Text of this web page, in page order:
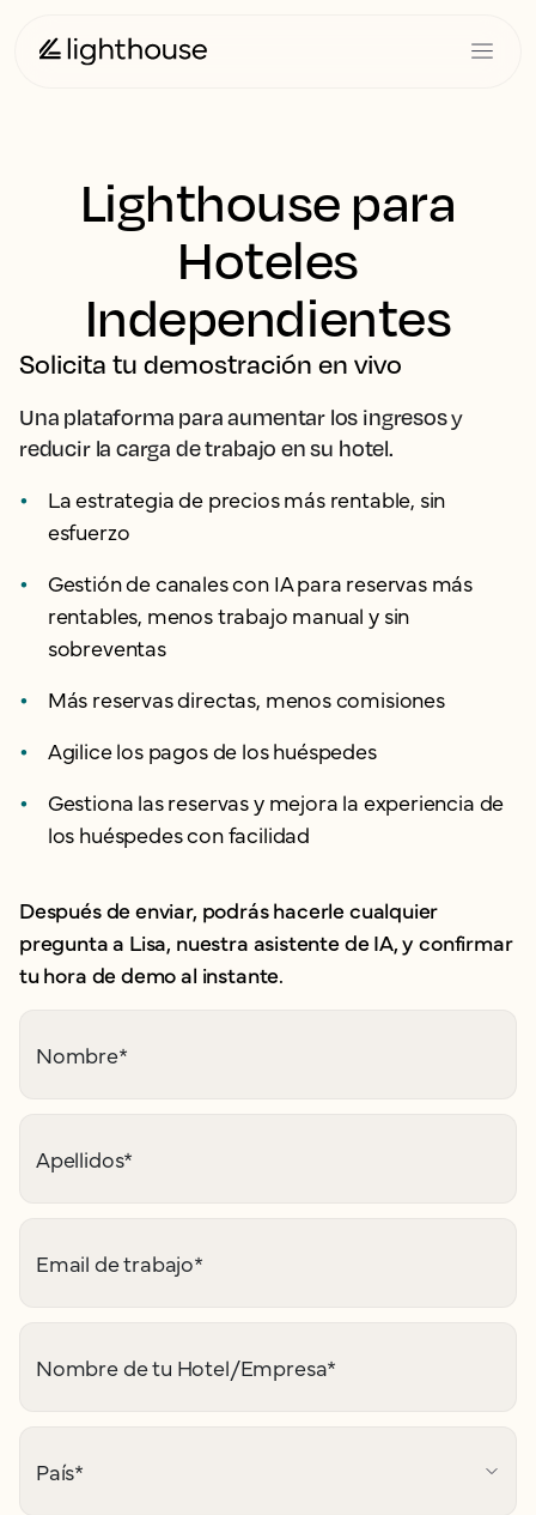
Lighthouse para
Hoteles
Independientes
Solicita tu demostración en vivo
Una plataforma para aumentar los ingresos y
reducir la carga de trabajo en su hotel.
La estrategia de precios más rentable, sin
esfuerzo
Gestión de canales con IA para reservas más
rentables, menos trabajo manual y sin
sobreventas
Más reservas directas, menos comisiones
Agilice los pagos de los huéspedes
Gestiona las reservas y mejora la experiencia de
los huéspedes con facilidad
Después de enviar, podrás hacerle cualquier
pregunta a Lisa, nuestra asistente de IA, y confirmar
tu hora de demo al instante.
Nombre*
Apellidos*
Email de trabajo*
Nombre de tu Hotel/Empresa*
País*